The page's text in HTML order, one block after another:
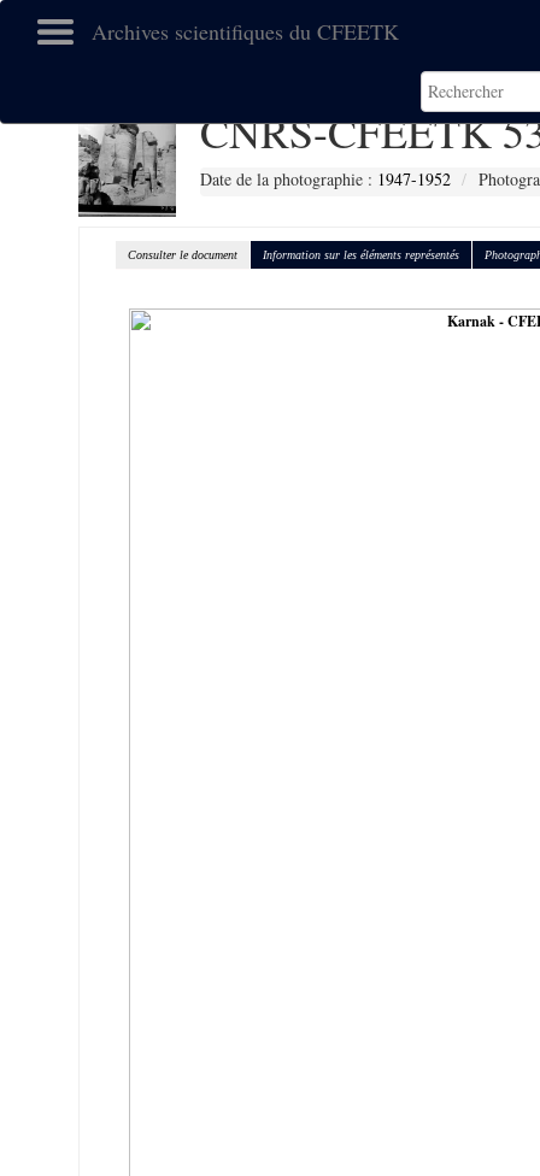
Archives scientifiques du CFEETK
CNRS-CFEETK
Date de la photographie : 1947-1952
Consulter le document Information sur les éléments représentés